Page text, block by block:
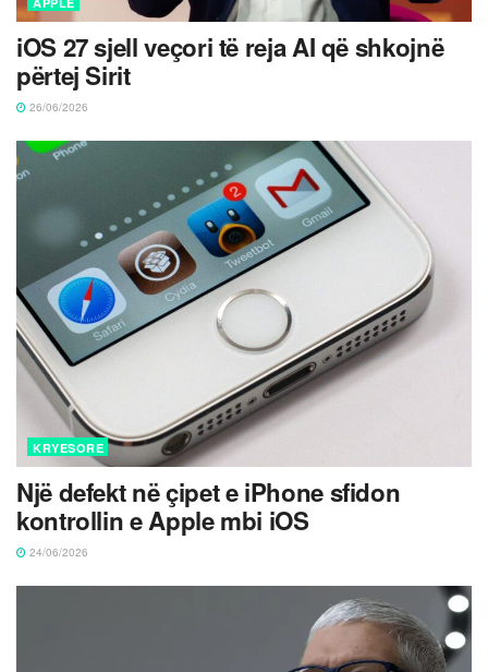
iOS 27 sjell veçori të reja AI që shkojnë
përtej Sirit
26/06/2026
KRYESORE
Një defekt në çipet e iPhone sfidon
kontrollin e Apple mbi iOS
24/06/2026